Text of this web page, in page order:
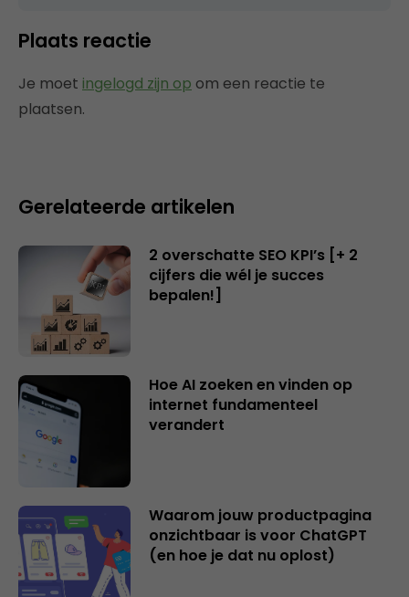
Plaats reactie
Je moet ingelogd zijn op om een reactie te
plaatsen.
Gerelateerde artikelen
2 overschatte SEO KPI’s [+ 2
cijfers die wél je succes
bepalen!]
Hoe AI zoeken en vinden op
internet fundamenteel
verandert
Waarom jouw productpagina
onzichtbaar is voor ChatGPT
(en hoe je dat nu oplost)